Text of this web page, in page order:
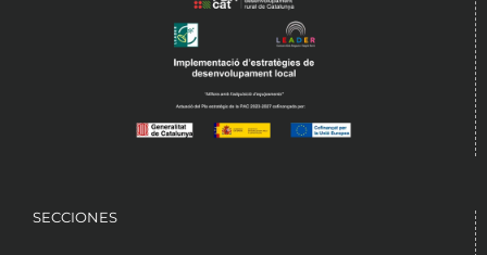
SECCIONES